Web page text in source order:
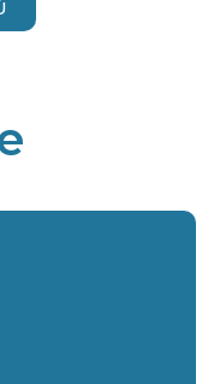
di WordPress